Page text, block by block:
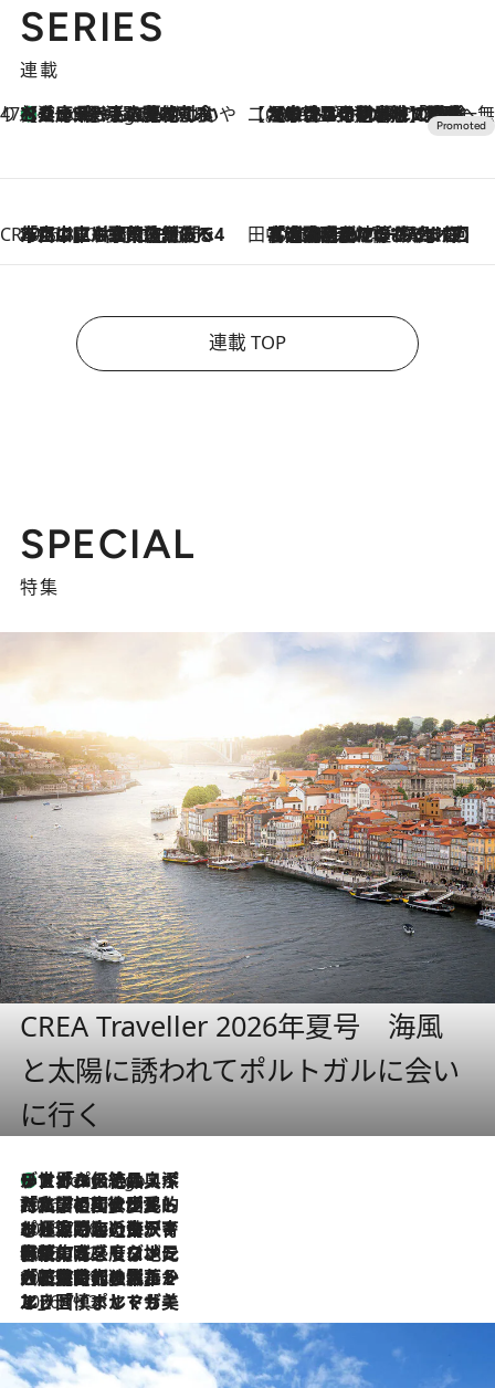
SERIES
連載
47都道府県の手みやげ ひんやりスイーツで夏を満喫
4 Hours Ago
【兵庫県】この夏絶対食べたい 冷やしておいしいおやつ3選 淡路島の恵みをジェラートに集約 【CREA×星野リゾート】唯一無二。癒しと発見が待つ場所へ
2026.8.7
【トンボの足水浴】ヒノキの香りに包まれて涼感マックス！約13℃の湧水かけ流しを避暑地「星野温泉 トンボの湯」で体験
CREA'S CHOICE
2026.8.7
「立川にも歌舞伎があるんだよ」 片岡仁左衛門・市川中車ら豪華座組みで4年目の立川立飛歌舞伎へ 田中稲の勝手に再ブーム
2026.8.7
「湘南乃風に憧れて」観客大盛上がりの“タオル回し”に、ラッパー顔負けの高速歌唱まで…さだまさし（74）のアグレッシブすぎる現在地
連載 TOP
SPECIAL
特集
CREA Traveller 2026年夏号 海風
と太陽に誘われてポルトガルに会い
に行く
4 Hours Ago
リスボンの絶品スイーツ「パステル・デ・ナタ」とは？ポルトガル伝統の奥深い世界へ
2026.7.27
「私の祖国はポルトガル語です」国民的詩人フェルナンド・ペソアと、彼が愛した文学の街を歩く
2026.7.26
ポルトガル近海が育む極上の海の幸。キリリと冷えた白ワインと愉しむ、シーフード専門店の贅沢
2026.7.22
伝統の味をモダンに昇華。高感度な地元客が集う、リスボンの最旬ガストロノミー
2026.7.21
大航海時代の栄華から、震災、独裁、そして革命へ。ポルトガル・首都リスボンの石畳に刻まれた「歴史の光と影」
2026.7.13
エッセイ・ヤマザキマリ「慎ましくも美しき国 ポルトガル」